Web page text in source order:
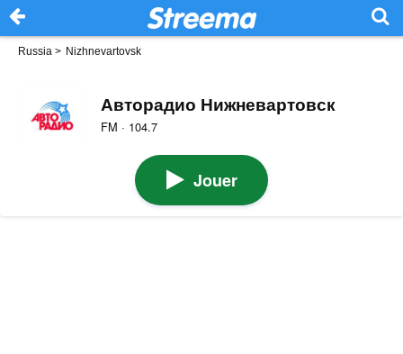
Russia > Nizhnevartovsk
Авторадио Нижневартовск
FM · 104.7
Jouer